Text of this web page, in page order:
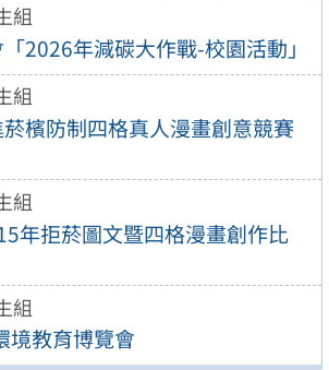
組
2026年減碳大作戰-校園活動」
組
檳防制四格真人漫畫創意競賽
組
年拒菸圖文暨四格漫畫創作比
組
境教育博覽會